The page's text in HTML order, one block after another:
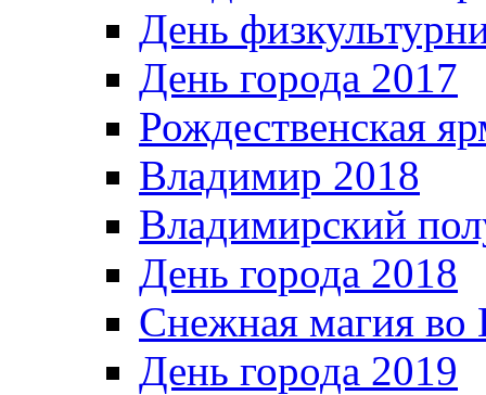
День
День города 2017
Рождественская
Владимир 2018
Владимирский
День города 2018
Снежная магия во
День города 2019